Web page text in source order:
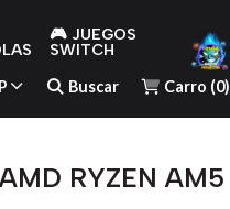
🎮 JUEGOS
SWITCH
Buscar Carro (0)
RYZEN AM5